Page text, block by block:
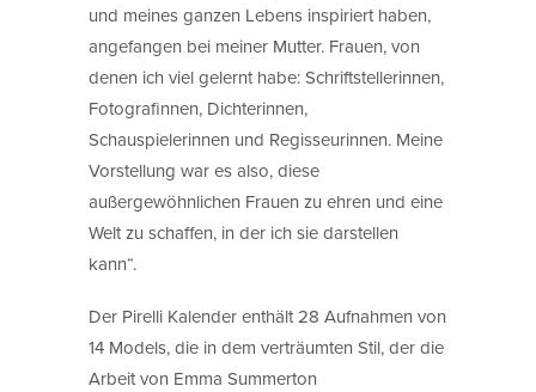
und meines ganzen Lebens inspiriert haben,
angefangen bei meiner Mutter. Frauen, von
denen ich viel gelernt habe: Schriftstellerinnen,
Fotografinnen, Dichterinnen,
Schauspielerinnen und Regisseurinnen. Meine
Vorstellung war es also, diese
außergewöhnlichen Frauen zu ehren und eine
Welt zu schaffen, in der ich sie darstellen
kann“.
Der Pirelli Kalender enthält 28 Aufnahmen von
14 Models, die in dem verträumten Stil, der die
Arbeit von Emma Summerton